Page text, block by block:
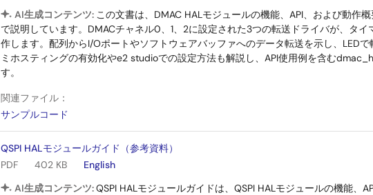
AI生成コンテンツ: この文書は、DMAC HALモジュールの機能、API、および動作
で説明しています。DMACチャネル0、1、2に設定された3つの転送ドライバが、タ
作します。配列からI/Oポートやソフトウェアバッファへのデータ転送を示し、LED
ミホスティングの有効化やe2 studioでの設定方法も解説し、API使用例を含む
す。
関連ファイル：
サンプルコード
QSPI HALモジュールガイド（参考資料）
PDF
402 KB
English
AI生成コンテンツ:QSPI HALモジュールガイドは、QSPI HALモジュールの機能、